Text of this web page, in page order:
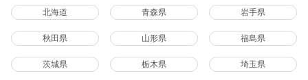
北海道 青森県 岩手県
秋田県 山形県 福島県
茨城県 栃木県 埼玉県